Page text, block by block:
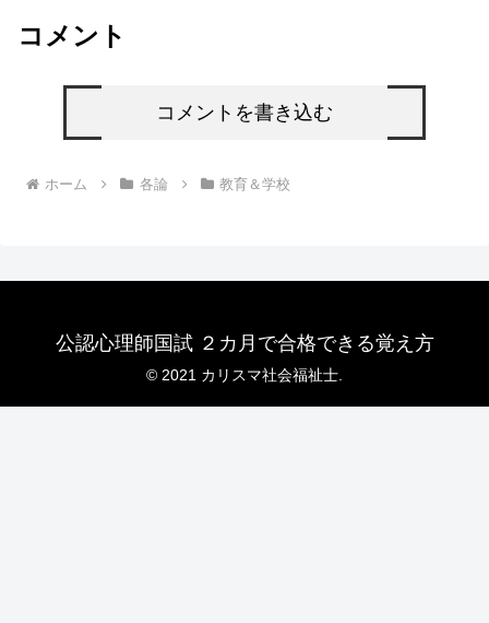
コメント
コメントを書き込む
ホーム 各論 教育＆学校
公認心理師国試 ２カ月で合格できる覚え方
© 2021 カリスマ社会福祉士.